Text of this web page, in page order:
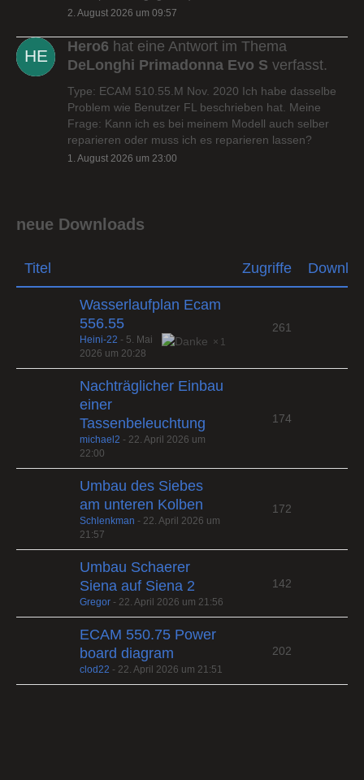
2. August 2026 um 09:57
Hero6 hat eine Antwort im Thema
DeLonghi Primadonna Evo S verfasst.
Type: ECAM 510.55.M Nov. 2020 Ich habe dasselbe
Problem wie Benutzer FL beschrieben hat. Meine
Frage: Kann ich es bei meinem Modell auch selber
reparieren oder muss ich es reparieren lassen?
1. August 2026 um 23:00
neue Downloads
Titel Zugriffe
Wasserlaufplan Ecam
556.55
1
Heini-22 - 5. Mai
2026 um 20:28
261
Nachträglicher Einbau
einer
Tassenbeleuchtung
michael2 - 22. April 2026 um
22:00
174
Umbau des Siebes
am unteren Kolben
Schlenkman - 22. April 2026 um
21:57
172
Umbau Schaerer
Siena auf Siena 2
Gregor - 22. April 2026 um 21:56
142
ECAM 550.75 Power
board diagram
clod22 - 22. April 2026 um 21:51
202